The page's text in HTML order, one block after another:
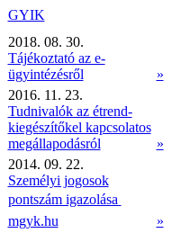
GYIK
2018. 08. 30.
Tájékoztató az e-
ügyintézésről
»
2016. 11. 23.
Tudnivalók az étrend-
kiegészítőkel kapcsolatos
megállapodásról
»
2014. 09. 22.
Személyi jogosok
pontszám igazolása 
mgyk.hu
»